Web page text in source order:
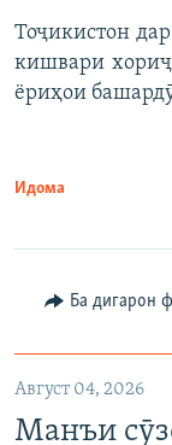
Тоҷикистон
кишвари
ёриҳои
Идома
Ба дигарон
Август 04, 2026
Манъи